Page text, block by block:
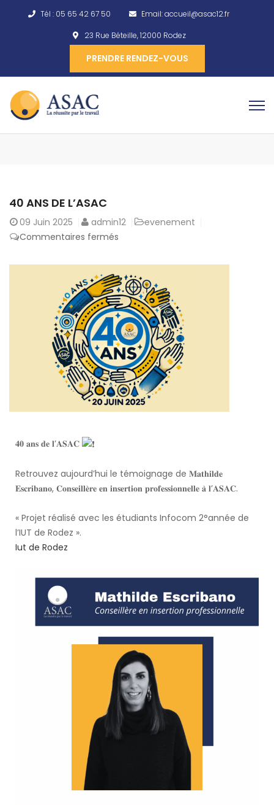
Tél : 05 65 42 67 50 Email:accueil@asac12.fr
23 Rue Béteille, 12000 Rodez
PRENDRE RENDEZ-VOUS
40 ANS DE L’ASAC
09 Juin 2025 admin12
evenement
Commentaires fermés
𝟒𝟎 𝐚𝐧𝐬 𝐝𝐞 𝐥’𝐀𝐒𝐀𝐂
Retrouvez aujourd’hui le témoignage de 𝐌𝐚𝐭𝐡𝐢𝐥𝐝𝐞
𝐄𝐬𝐜𝐫𝐢𝐛𝐚𝐧𝐨, 𝐂𝐨𝐧𝐬𝐞𝐢𝐥𝐥𝐞̀𝐫𝐞 𝐞𝐧 𝐢𝐧𝐬𝐞𝐫𝐭𝐢𝐨𝐧 𝐩𝐫𝐨𝐟𝐞𝐬𝐬𝐢𝐨𝐧𝐧𝐞𝐥𝐥𝐞 𝐚̀ 𝐥’𝐀𝐒𝐀𝐂.
« Projet réalisé avec les étudiants Infocom 2°année de
l’IUT de Rodez ».
Iut de Rodez